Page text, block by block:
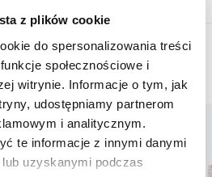
z plików cookie
do spersonalizowania treści
społecznościowe i
witrynie. Informacje o tym, jak
udostępniamy partnerom
i analitycznym.
te informacje z innymi danymi
uzyskanymi podczas